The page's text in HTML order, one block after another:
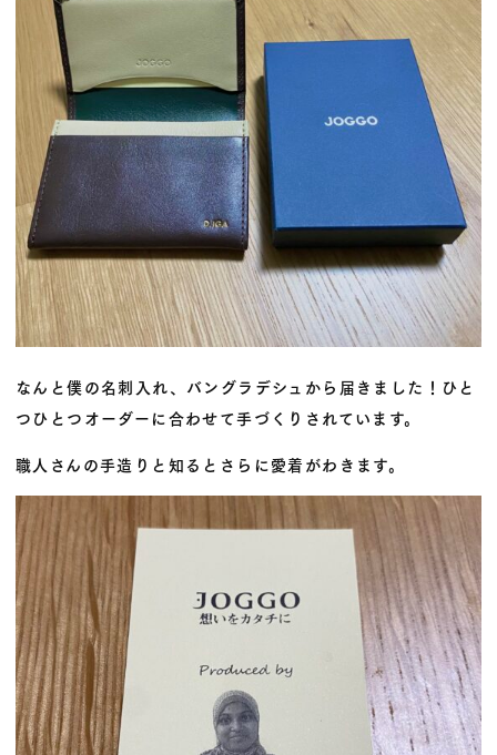
なんと僕の名刺入れ、バングラデシュから届きました！ひと
つひとつオーダーに合わせて手づくりされています。
職人さんの手造りと知るとさらに愛着がわきます。